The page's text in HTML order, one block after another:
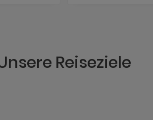
Reiseziele